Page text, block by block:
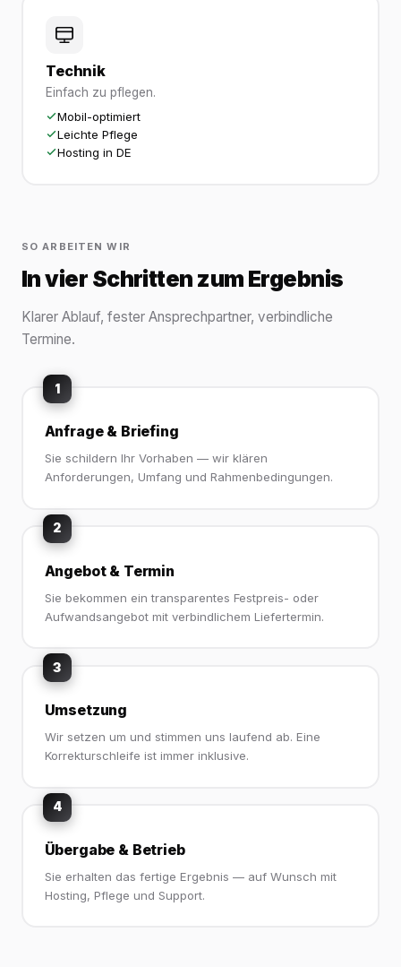
Technik
Einfach zu pflegen.
Mobil-optimiert
Leichte Pflege
Hosting in DE
SO ARBEITEN WIR
In vier Schritten zum Ergebnis
Klarer Ablauf, fester Ansprechpartner, verbindliche
Termine.
1
Anfrage & Briefing
Sie schildern Ihr Vorhaben — wir klären
Anforderungen, Umfang und Rahmenbedingungen.
2
Angebot & Termin
Sie bekommen ein transparentes Festpreis- oder
Aufwandsangebot mit verbindlichem Liefertermin.
3
Umsetzung
Wir setzen um und stimmen uns laufend ab. Eine
Korrekturschleife ist immer inklusive.
4
Übergabe & Betrieb
Sie erhalten das fertige Ergebnis — auf Wunsch mit
Hosting, Pflege und Support.